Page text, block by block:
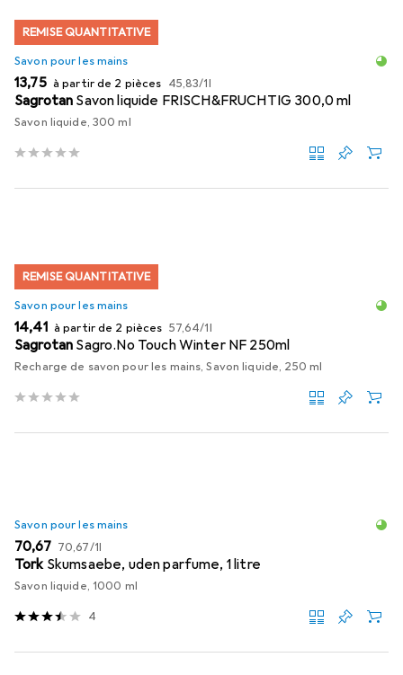
REMISE QUANTITATIVE
Savon pour les mains
EUR
13,75 à partir de 2 pièces EUR
45,83/1l
Sagrotan Savon liquide FRISCH&FRUCHTIG 300,0 ml
Savon liquide, 300 ml
REMISE QUANTITATIVE
Savon pour les mains
EUR
14,41 à partir de 2 pièces EUR
57,64/1l
Sagrotan Sagro.No Touch Winter NF 250ml
Recharge de savon pour les mains, Savon liquide, 250 ml
Savon pour les mains
EUR
70,67 EUR
70,67/1l
Tork Skumsaebe, uden parfume, 1 litre
Savon liquide, 1000 ml
4